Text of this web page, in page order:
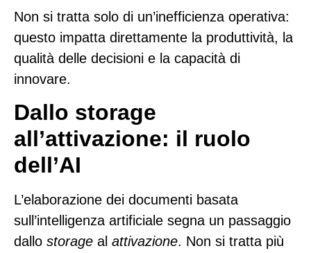
Non si tratta solo di un’inefficienza operativa:
questo impatta direttamente la produttività, la
qualità delle decisioni e la capacità di
innovare.
Dallo storage
all’attivazione: il ruolo
dell’AI
L’elaborazione dei documenti basata
sull’intelligenza artificiale segna un passaggio
dallo storage al attivazione. Non si tratta più